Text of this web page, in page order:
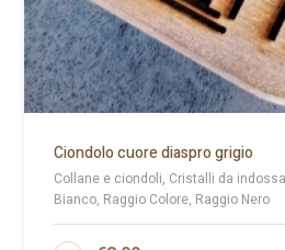
Ciondolo cuore diaspro grigio
Collane e ciondoli, Cristalli da
Bianco, Raggio Colore, Raggio Nero